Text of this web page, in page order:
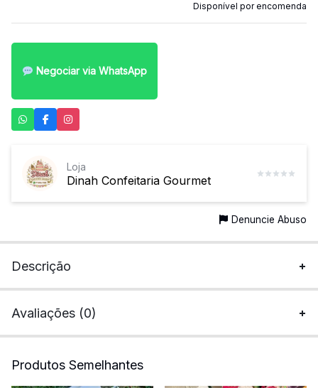
Disponível por encomenda
Negociar via WhatsApp
Dinah Confeitaria Gourmet
Loja
Denuncie Abuso
Descrição
Avaliações (0)
Produtos Semelhantes